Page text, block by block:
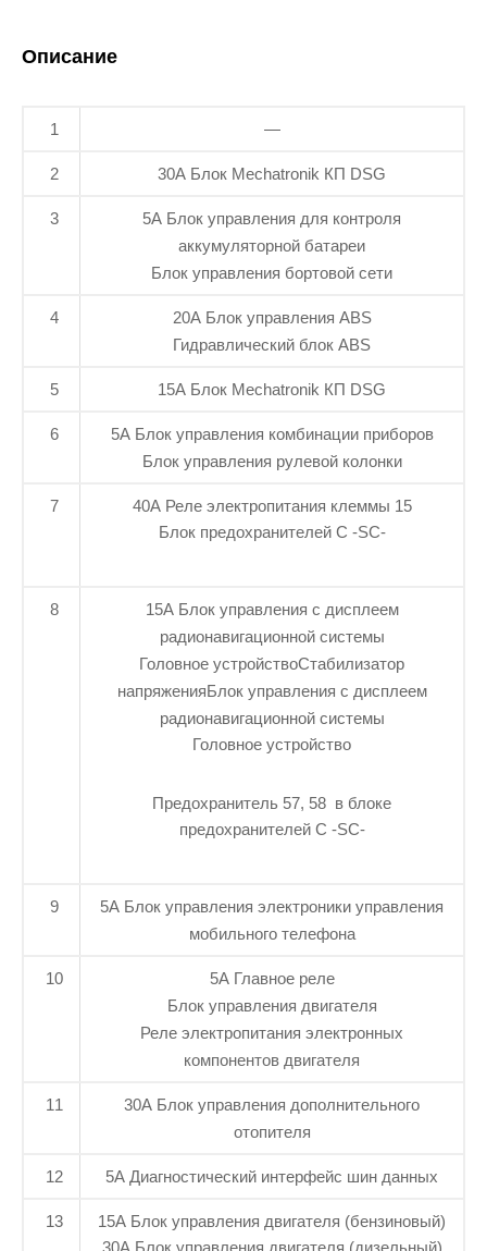
Описание
1 —
2 30А Блок Mechatronik КП DSG
3
5А Блок управления для контроля
аккумуляторной батареи
Блок управления бортовой сети
4
20А Блок управления ABS
Гидравлический блок ABS
5 15А Блок Mechatronik КП DSG
6
5А Блок управления комбинации приборов
Блок управления рулевой колонки
7
40А Реле электропитания клеммы 15
Блок предохранителей C -SC-
8
15А Блок управления с дисплеем
радионавигационной системы
Головное устройствоСтабилизатор
напряженияБлок управления с дисплеем
радионавигационной системы
Головное устройство
Предохранитель 57, 58 в блоке
предохранителей С -SC-
9
5А Блок управления электроники управления
мобильного телефона
10
5А Главное реле
Блок управления двигателя
Реле электропитания электронных
компонентов двигателя
11
30А Блок управления дополнительного
отопителя
12 5А Диагностический интерфейс шин данных
13
15А Блок управления двигателя (бензиновый)
30А Блок управления двигателя (дизельный)